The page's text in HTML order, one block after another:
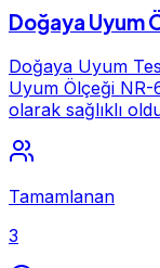
Doğaya Uyum
Doğaya Uyum Testi/
Uyum Ölçeği NR-
olarak sağlıklı
Tamamlanan
3